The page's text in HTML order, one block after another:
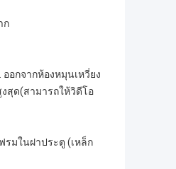
ก
อกจากห้องหมุนเหวี่ยง
สุด(สามารถให้วิดีโอ
รมในฝาประตู (เหล็ก